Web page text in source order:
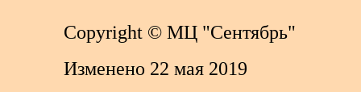
Copyright © МЦ "Сентябрь"
Изменено 22 мая 2019